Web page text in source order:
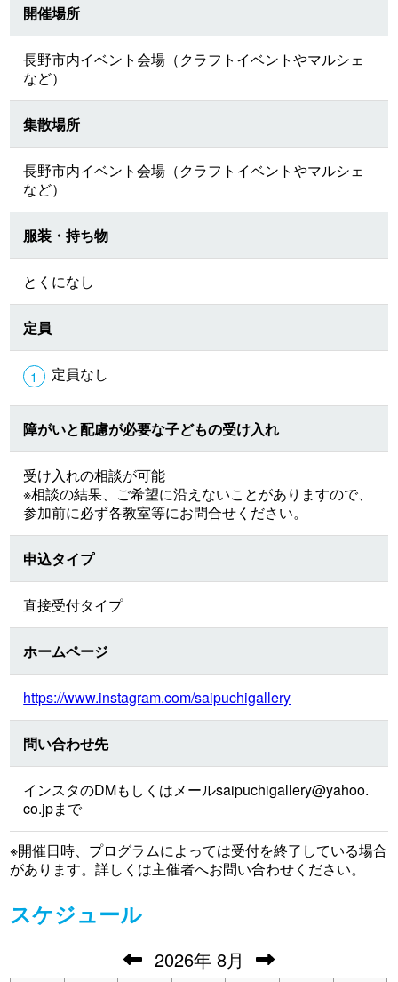
開催場所
長野市内イベント会場（クラフトイベントやマルシェ
など）
集散場所
長野市内イベント会場（クラフトイベントやマルシェ
など）
服装・持ち物
とくになし
定員
定員なし
障がいと配慮が必要な子どもの受け入れ
受け入れの相談が可能
※相談の結果、ご希望に沿えないことがありますので、
参加前に必ず各教室等にお問合せください。
申込タイプ
直接受付タイプ
ホームページ
https://www.instagram.com/saipuchigallery
問い合わせ先
インスタのDMもしくはメールsaipuchigallery@yahoo.
co.jpまで
※開催日時、プログラムによっては受付を終了している場合
があります。詳しくは主催者へお問い合わせください。
スケジュール
2026年 8月